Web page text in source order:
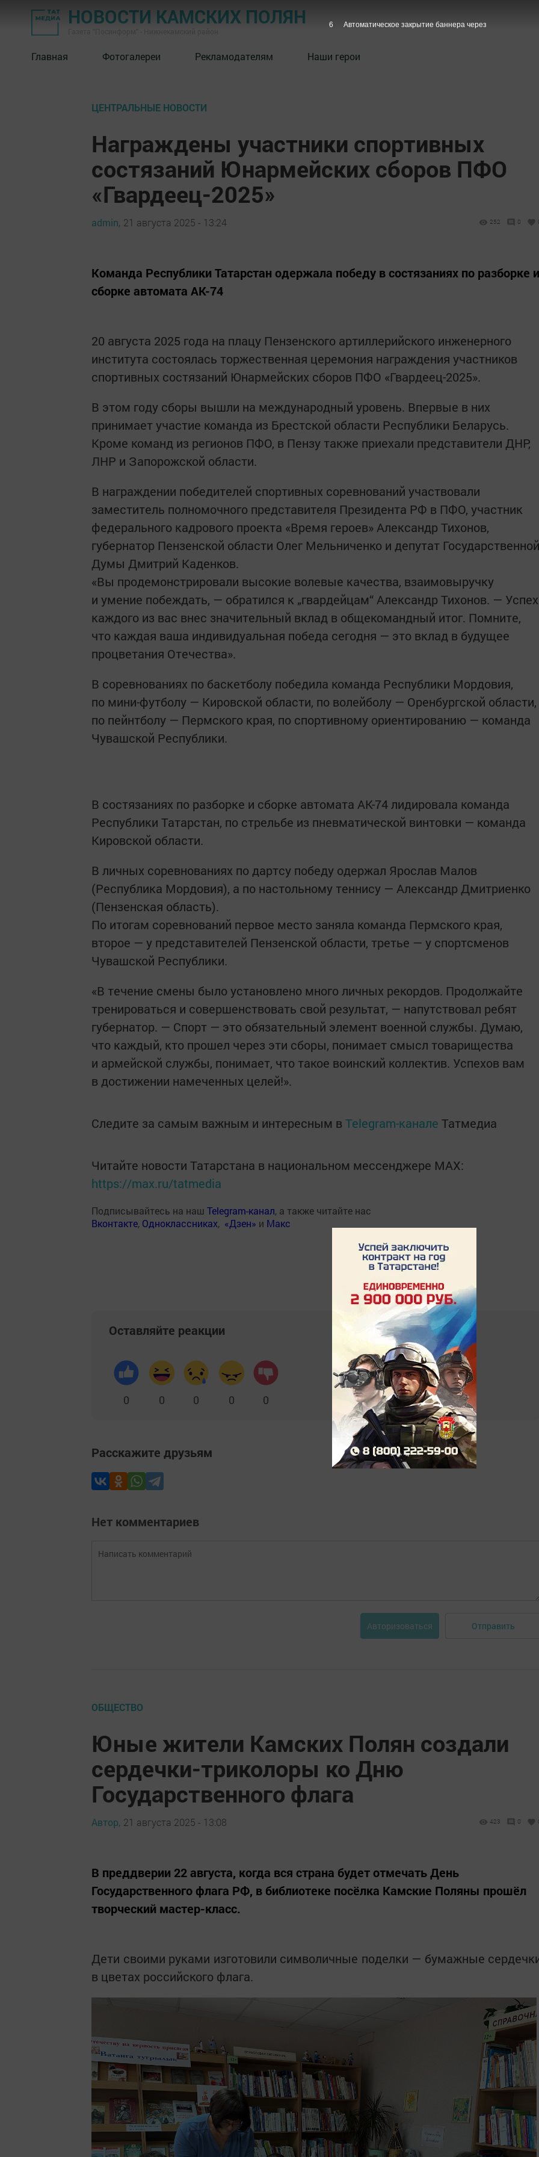
НОВОСТИ КАМСКИХ ПОЛЯН
Главная Фотогалереи Рекламодателям Наши герои
ЦЕНТРАЛЬНЫЕ НОВОСТИ
Награждены участники спортивных
состязаний Юнармейских сборов ПФО
«Гвардеец-2025»
admin, 21 августа 2025 - 13:24 252 0
Команда Республики Татарстан одержала победу в состязаниях по разборке и
сборке автомата АК-74
20 августа 2025 года на плацу Пензенского артиллерийского инженерного
института состоялась торжественная церемония награждения участников
спортивных состязаний Юнармейских сборов ПФО «Гвардеец-2025».
В этом году сборы вышли на международный уровень. Впервые в них
принимает участие команда из Брестской области Республики Беларусь.
Кроме команд из регионов ПФО, в Пензу также приехали представители ДНР,
ЛНР и Запорожской области.
В награждении победителей спортивных соревнований участвовали
заместитель полномочного представителя Президента РФ в ПФО, участник
федерального кадрового проекта «Время героев» Александр Тихонов,
губернатор Пензенской области Олег Мельниченко и депутат Государственной
Думы Дмитрий Каденков.
«Вы продемонстрировали высокие волевые качества, взаимовыручку
и умение побеждать, — обратился к „гвардейцам“ Александр Тихонов. — Успех
каждого из вас внес значительный вклад в общекомандный итог. Помните,
что каждая ваша индивидуальная победа сегодня — это вклад в будущее
процветания Отечества».
В соревнованиях по баскетболу победила команда Республики Мордовия,
по мини-футболу — Кировской области, по волейболу — Оренбургской области,
по пейнтболу — Пермского края, по спортивному ориентированию — команда
Чувашской Республики.
В состязаниях по разборке и сборке автомата АК-74 лидировала команда
Республики Татарстан, по стрельбе из пневматической винтовки — команда
Кировской области.
В личных соревнованиях по дартсу победу одержал Ярослав Малов
(Республика Мордовия), а по настольному теннису — Александр Дмитриенко
(Пензенская область).
По итогам соревнований первое место заняла команда Пермского края,
второе — у представителей Пензенской области, третье — у спортсменов
Чувашской Республики.
«В течение смены было установлено много личных рекордов. Продолжайте
тренироваться и совершенствовать свой результат, — напутствовал ребят
губернатор. — Спорт — это обязательный элемент военной службы. Думаю,
что каждый, кто прошел через эти сборы, понимает смысл товарищества
и армейской службы, понимает, что такое воинский коллектив. Успехов вам
в достижении намеченных целей!».
Следите за самым важным и интересным в Telegram-канале Татмедиа
Читайте новости Татарстана в национальном мессенджере MАХ:
https://max.ru/tatmedia
Подписывайтесь на наш Telegram-канал, а также читайте нас
Вконтакте, Одноклассниках, «Дзен» и Макс
Оставляйте реакции
0 0 0 0 0
Расскажите друзьям
Нет комментариев
Авторизоваться Отправить
ОБЩЕСТВО
Юные жители Камских Полян создали
сердечки-триколоры ко Дню
Государственного флага
Автор, 21 августа 2025 - 13:08 423 0
В преддверии 22 августа, когда вся страна будет отмечать День
Государственного флага РФ, в библиотеке посёлка Камские Поляны прошёл
творческий мастер-класс.
Дети своими руками изготовили символичные поделки — бумажные
в цветах российского флага.
5 Автоматическое закрытие баннера через